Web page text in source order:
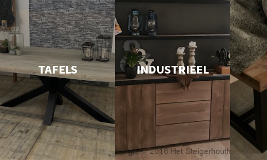
TAFELS INDUSTRIEEL